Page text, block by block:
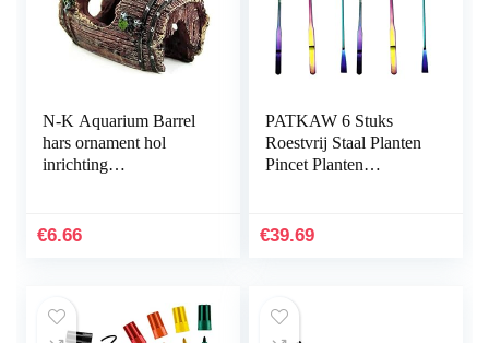
N-K Aquarium Barrel
hars ornament hol
inrichting
nuttig en praktisch
€6.66
PATKAW 6 Stuks
Roestvrij Staal Planten
Pincet Planten
Hulpmiddelen Instellen
€39.69